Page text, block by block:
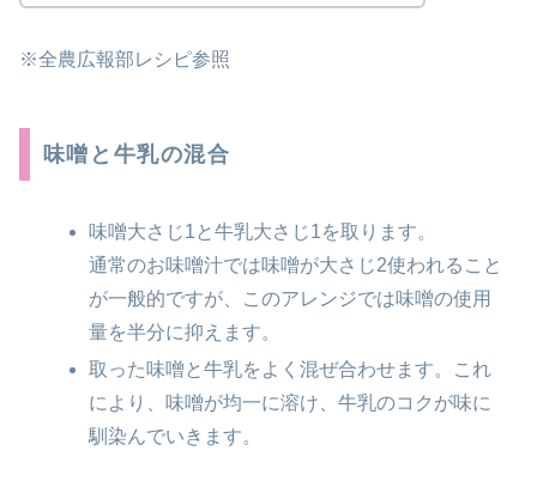
※全農広報部レシピ参照
味噌と牛乳の混合
味噌大さじ1と牛乳大さじ1を取ります。
通常のお味噌汁では味噌が大さじ2使われること
が一般的ですが、このアレンジでは味噌の使用
量を半分に抑えます。
取った味噌と牛乳をよく混ぜ合わせます。これ
により、味噌が均一に溶け、牛乳のコクが味に
馴染んでいきます。